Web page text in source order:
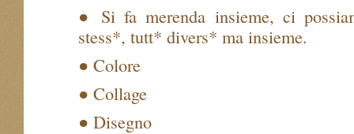
● Si fa merenda insieme, ci
stess*, tutt* divers* ma insieme.
● Colore
● Collage
● Disegno